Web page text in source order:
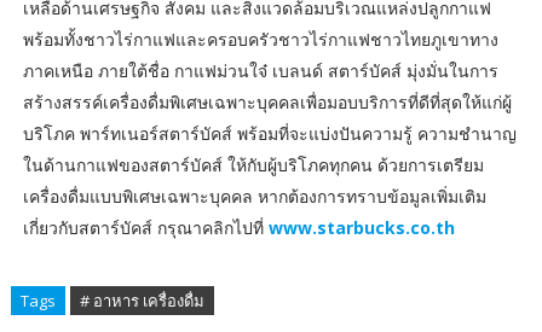
เหลือด้านเศรษฐกิจ สังคม และสิ่งแวดล้อมบริเวณแหล่งปลูกกาแฟ
พร้อมทั้งชาวไร่กาแฟและครอบครัวชาวไร่กาแฟชาวไทยภูเขาทาง
ภาคเหนือ ภายใต้ชื่อ กาแฟม่วนใจ๋ เบลนด์ สตาร์บัคส์ มุ่งมั่นในการ
สร้างสรรค์เครื่องดื่มพิเศษเฉพาะบุคคลเพื่อมอบบริการที่ดีที่สุดให้แก่ผู้
บริโภค พาร์ทเนอร์สตาร์บัคส์ พร้อมที่จะแบ่งปันความรู้ ความชำนาญ
ในด้านกาแฟของสตาร์บัคส์ ให้กับผู้บริโภคทุกคน ด้วยการเตรียม
เครื่องดื่มแบบพิเศษเฉพาะบุคคล หากต้องการทราบข้อมูลเพิ่มเติม
เกี่ยวกับสตาร์บัคส์ กรุณาคลิกไปที่ www.starbucks.co.th
Tags # อาหาร เครื่องดื่ม